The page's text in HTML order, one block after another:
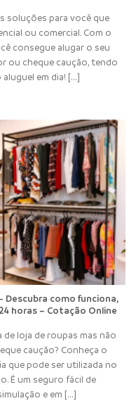
soluções para você que
ou comercial. Com o
consegue alugar o seu
ou cheque caução, tendo
em dia! [...]
Descubra como funciona,
horas – Cotação Online
de loja de roupas mas não
caução? Conheça o
que pode ser utilizada no
É um seguro fácil de
e em [...]